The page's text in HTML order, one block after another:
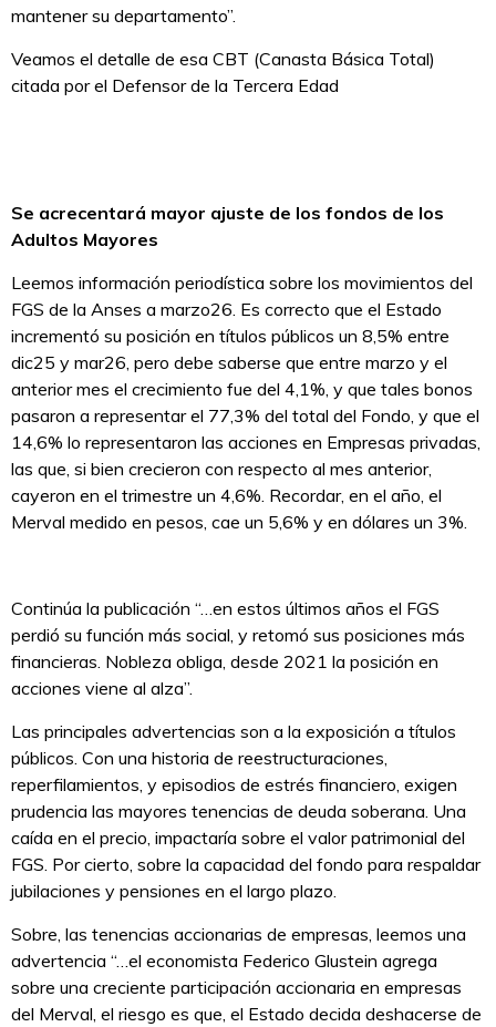
mantener su departamento”.
Veamos el detalle de esa CBT (Canasta Básica Total)
citada por el Defensor de la Tercera Edad
Se acrecentará mayor ajuste de los fondos de los
Adultos Mayores
Leemos información periodística sobre los movimientos del
FGS de la Anses a marzo26. Es correcto que el Estado
incrementó su posición en títulos públicos un 8,5% entre
dic25 y mar26, pero debe saberse que entre marzo y el
anterior mes el crecimiento fue del 4,1%, y que tales bonos
pasaron a representar el 77,3% del total del Fondo, y que el
14,6% lo representaron las acciones en Empresas privadas,
las que, si bien crecieron con respecto al mes anterior,
cayeron en el trimestre un 4,6%. Recordar, en el año, el
Merval medido en pesos, cae un 5,6% y en dólares un 3%.
Continúa la publicación “…en estos últimos años el FGS
perdió su función más social, y retomó sus posiciones más
financieras. Nobleza obliga, desde 2021 la posición en
acciones viene al alza”.
Las principales advertencias son a la exposición a títulos
públicos. Con una historia de reestructuraciones,
reperfilamientos, y episodios de estrés financiero, exigen
prudencia las mayores tenencias de deuda soberana. Una
caída en el precio, impactaría sobre el valor patrimonial del
FGS. Por cierto, sobre la capacidad del fondo para respaldar
jubilaciones y pensiones en el largo plazo.
Sobre, las tenencias accionarias de empresas, leemos una
advertencia “…el economista Federico Glustein agrega
sobre una creciente participación accionaria en empresas
del Merval, el riesgo es que, el Estado decida deshacerse de